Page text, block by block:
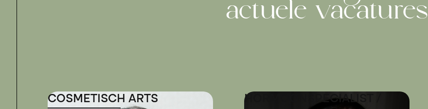
actuele vacatures
COSMETISCH ARTS
HORMOONSPECIALIST /